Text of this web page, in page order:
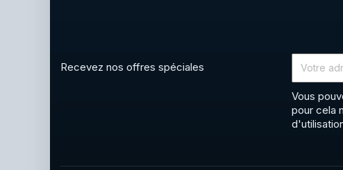
Recevez nos offres spéciales
Vous
pour cela